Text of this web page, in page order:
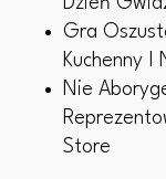
Gra
Kuchenny I
Nie
Store